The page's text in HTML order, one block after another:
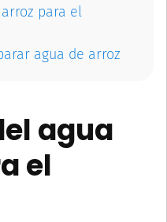
para el
agua de arroz
agua
el